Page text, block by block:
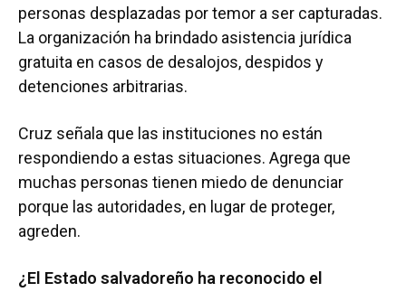
personas desplazadas por temor a ser capturadas.
La organización ha brindado asistencia jurídica
gratuita en casos de desalojos, despidos y
detenciones arbitrarias.
Cruz señala que las instituciones no están
respondiendo a estas situaciones. Agrega que
muchas personas tienen miedo de denunciar
porque las autoridades, en lugar de proteger,
agreden.
¿El Estado salvadoreño ha reconocido el